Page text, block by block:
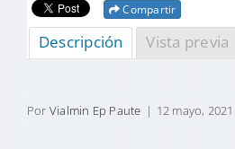
Compartir
Descripción Vista previa
Por Vialmin Ep Paute | 12 mayo, 2021